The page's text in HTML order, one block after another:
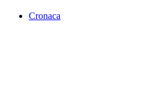
Cronaca